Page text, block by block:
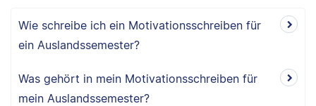
Wie schreibe ich ein Motivationsschreiben für
ein Auslandssemester?
Was gehört in mein Motivationsschreiben für
mein Auslandssemester?